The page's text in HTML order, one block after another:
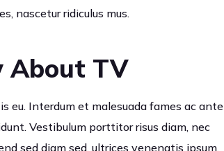
nascetur ridiculus mus.
About TV
eu. Interdum et malesuada fames ac ante
Vestibulum porttitor risus diam, nec
sed diam sed, ultrices venenatis ipsum.